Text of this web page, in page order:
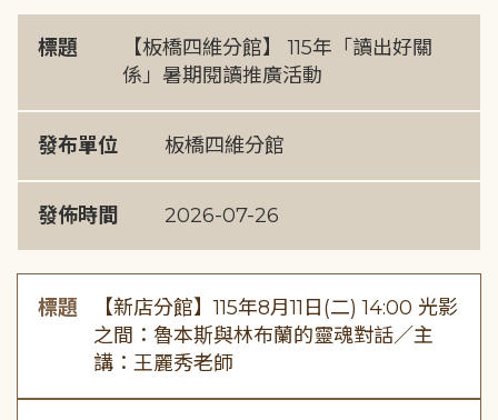
標題
【板橋四維分館】 115年「讀出好關
係」暑期閱讀推廣活動
發布單位 板橋四維分館
發佈時間 2026-07-26
標題
【新店分館】115年8月11日(二) 14:00 光影
之間：魯本斯與林布蘭的靈魂對話／主
講：王麗秀老師